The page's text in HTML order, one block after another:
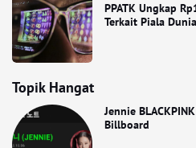
PPATK Ungkap
Terkait Piala
Topik Hangat
Jennie
Billboard